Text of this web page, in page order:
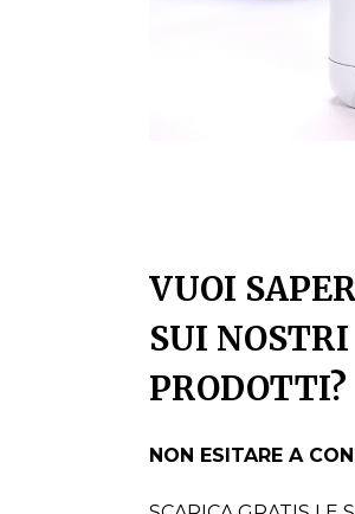
VUOI
SUI NOSTRI
PRODOTTI?
NON ESITARE A